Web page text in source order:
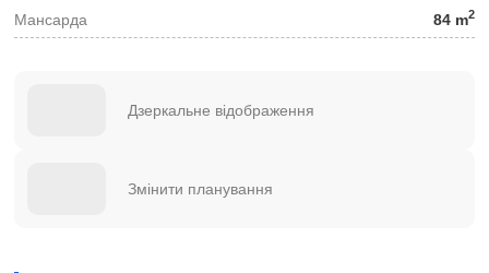
Мансарда 84 m2
Дзеркальне відображення
Змінити планування